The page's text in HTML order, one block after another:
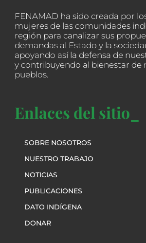
FENAMAD ha sido creada por
mujeres de las comunidades
región para canalizar sus
demandas al Estado y la
apoyando así la defensa de
y contribuyendo al bienestar de
pueblos.
Enlaces del sitio_
SOBRE NOSOTROS
NUESTRO TRABAJO
NOTICIAS
PUBLICACIONES
DATO INDÍGENA
DONAR